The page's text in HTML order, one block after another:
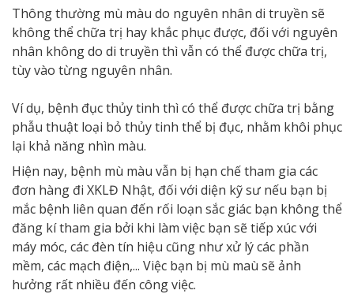
Thông thường mù màu do nguyên nhân di truyền sẽ
không thể chữa trị hay khắc phục được, đối với nguyên
nhân không do di truyền thì vẫn có thể được chữa trị,
tùy vào từng nguyên nhân.
Ví dụ, bệnh đục thủy tinh thì có thể được chữa trị bằng
phẫu thuật loại bỏ thủy tinh thể bị đục, nhằm khôi phục
lại khả năng nhìn màu.
Hiện nay, bệnh mù màu vẫn bị hạn chế tham gia các
đơn hàng đi XKLĐ Nhật, đối với diện kỹ sư nếu bạn bị
mắc bệnh liên quan đến rối loạn sắc giác bạn không thể
đăng kí tham gia bởi khi làm việc bạn sẽ tiếp xúc với
máy móc, các đèn tín hiệu cũng như xử lý các phần
mềm, các mạch điện,... Việc bạn bị mù maù sẽ ảnh
hưởng rất nhiều đến công việc.